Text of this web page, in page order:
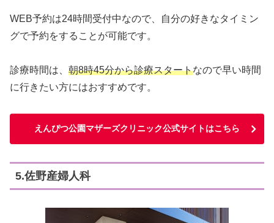
WEB予約は24時間受付中なので、自分の好きなタイミン
グで予約をすることが可能です。
診療時間は、 朝8時45分から診療スタートなので早い時間
に行きたい方にはおすすめです。
えんぴつ公園マザーズクリニック公式サイトはこちら
5.佐野産婦人科